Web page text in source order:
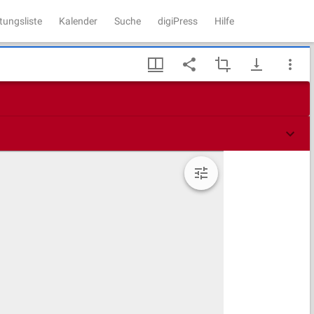
Kalender Suche digiPress Hilfe